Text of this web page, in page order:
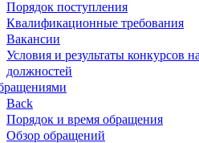
Порядок поступления
Квалификационные требования
Вакансии
Условия и результаты конкурсов
должностей
Back
Порядок и время обращения
Обзор обращений